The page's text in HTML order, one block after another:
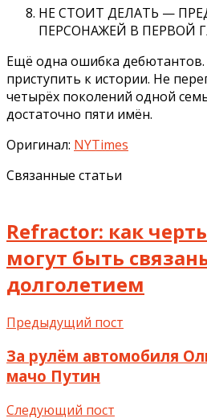
НЕ СТОИТ ДЕЛАТЬ —
ПЕРСОНАЖЕЙ В ПЕРВОЙ
Ещё одна ошибка дебютантов.
приступить к истории. Не
четырёх поколений одной
достаточно пяти имён.
Оригинал: NYTimes
Связанные статьи
Refractor: как
могут быть
долголетием
Предыдущий пост
За рулём автомобиля
мачо Путин
Следующий пост